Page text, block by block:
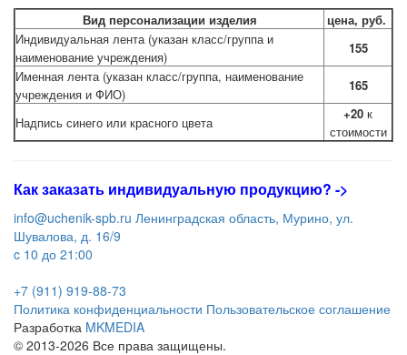
Вид персонализации изделия
цена, руб.
Индивидуальная лента (указан класс/группа и
наименование учреждения)
155
Именная лента (указан класс/группа, наименование
учреждения и ФИО)
165
Надпись синего или красного цвета
+20 к
стоимости
Как заказать индивидуальную продукцию? ->
info@uchenik-spb.ru Ленинградская область, Мурино, ул.
Шувалова, д. 16/9
c 10 до 21:00
+7 (911) 919-88-73
Политика конфиденциальности Пользовательское соглашение
Разработка MKMEDIA
© 2013-2026 Все права защищены.